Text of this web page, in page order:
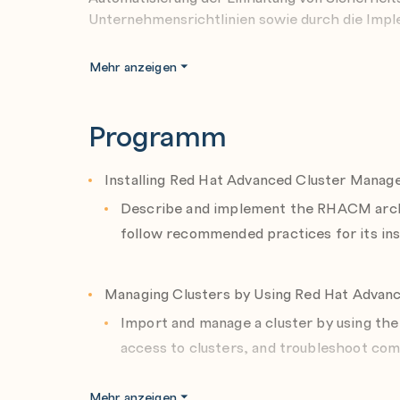
Unternehmensrichtlinien sowie durch die
Zusammenfassung des Trainingsinhalts
Installation.
konfigurieren Sie den Benutzerzugriff auf
Importprobleme.
Bereitstellen und Verwalten von
Überwachen einer Flotte verwalteter
Verfügbarkeitsproblemen mithilfe von
Bereitstellen und Verwalten von
Mehr anzeigen
Programm
Installing Red Hat Advanced Cluster
Describe and implement the RHACM
follow recommended practices for its
Managing Clusters by Using Red Hat
Import and manage a cluster by using
access to clusters, and troubleshoot
Mehr anzeigen